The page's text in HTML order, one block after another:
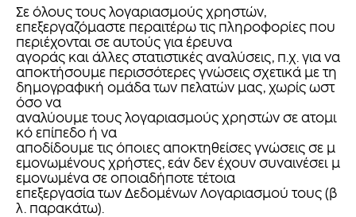
Σε όλους τους λογαριασμούς χρηστών,
επεξεργαζόμαστε περαιτέρω τις πληροφορίες που
περιέχονται σε αυτούς για έρευνα
αγοράς και άλλες στατιστικές αναλύσεις, π.χ. για να
αποκτήσουμε περισσότερες γνώσεις σχετικά με τη
δημογραφική ομάδα των πελατών μας, χωρίς ωστ
όσο να
αναλύουμε τους λογαριασμούς χρηστών σε ατομι
κό επίπεδο ή να
αποδίδουμε τις όποιες αποκτηθείσες γνώσεις σε μ
εμονωμένους χρήστες, εάν δεν έχουν συναινέσει μ
εμονωμένα σε οποιαδήποτε τέτοια
επεξεργασία των Δεδομένων Λογαριασμού τους (β
λ. παρακάτω).